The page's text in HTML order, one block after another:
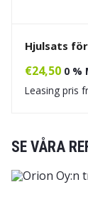
Hjulsats för
€24,50 0 %
Leasing pris
SE VÅRA